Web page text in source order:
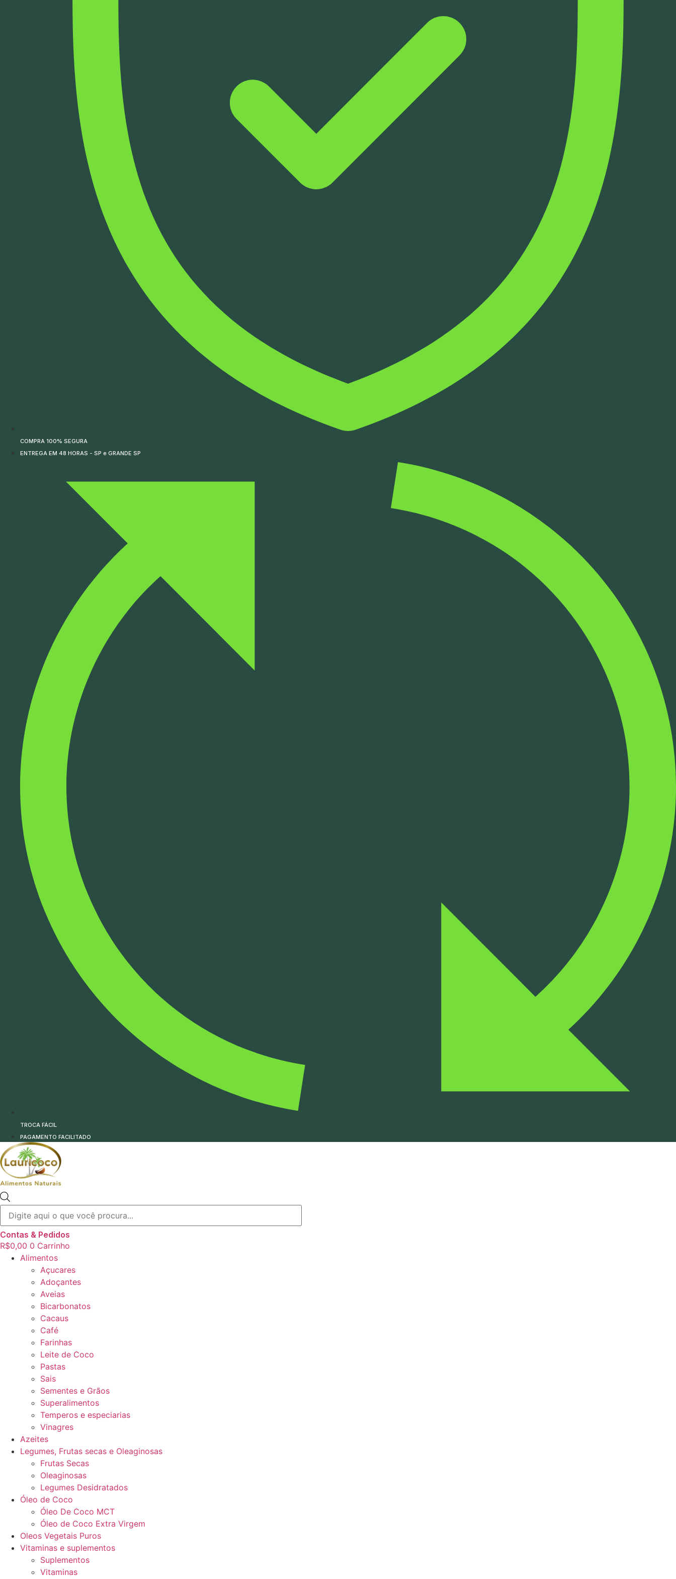
COMPRA 100% SEGURA
ENTREGA EM 48 HORAS - SP e GRANDE SP
TROCA FÁCIL
PAGAMENTO FACILITADO
produtos
Contas & Pedidos
R$0,00 0 Carrinho
Alimentos
Açucares
Adoçantes
Aveias
Bicarbonatos
Cacaus
Café
Farinhas
Leite de Coco
Pastas
Sais
Sementes e Grãos
Superalimentos
Temperos e especiarias
Vinagres
Azeites
Legumes, Frutas secas e Oleaginosas
Frutas Secas
Oleaginosas
Legumes Desidratados
Óleo de Coco
Óleo De Coco MCT
Óleo de Coco Extra Virgem
Oleos Vegetais Puros
Vitaminas e suplementos
Suplementos
Vitaminas